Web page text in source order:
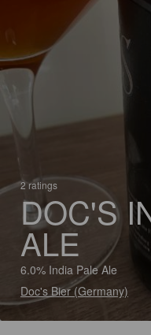
2 ratings
DOC'S
ALE
6.0% India Pale Ale
Doc's Bier (Germany)